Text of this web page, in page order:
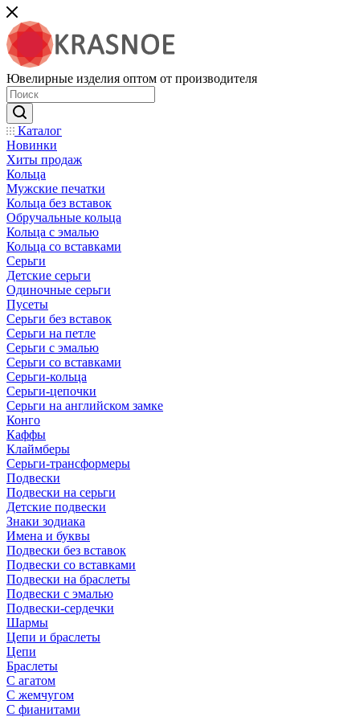
Ювелирные изделия оптом от производителя
Каталог
Новинки
Хиты продаж
Кольца
Мужские печатки
Кольца без вставок
Обручальные кольца
Кольца с эмалью
Кольца со вставками
Серьги
Детские серьги
Одиночные серьги
Пусеты
Серьги без вставок
Серьги на петле
Серьги с эмалью
Серьги со вставками
Серьги-кольца
Серьги-цепочки
Серьги на английском замке
Конго
Каффы
Клаймберы
Серьги-трансформеры
Подвески
Подвески на серьги
Детские подвески
Знаки зодиака
Имена и буквы
Подвески без вставок
Подвески со вставками
Подвески на браслеты
Подвески с эмалью
Подвески-сердечки
Шармы
Цепи и браслеты
Цепи
Браслеты
С агатом
С жемчугом
С фианитами